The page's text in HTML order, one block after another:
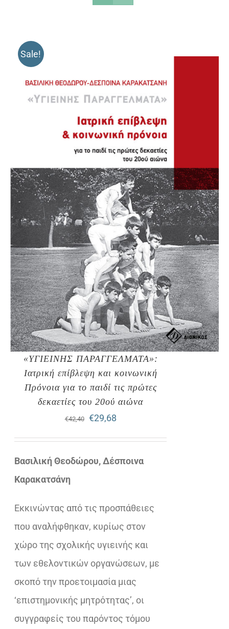
Sale!
«ΥΓΙΕΙΝΗΣ ΠΑΡΑΓΓΕΛΜΑΤΑ»:
Ιατρική επίβλεψη και κοινωνική
Πρόνοια για το παιδί τις πρώτες
δεκαετίες του 20ού αιώνα
€42,40
Original
price
€29,68Η
τρέχουσα
Βασιλική Θεοδώρου, Δέσποινα
Καρακατσάνη
Eκκινώντας από τις προσπάθειες
που αναλήφθηκαν, κυρίως στον
χώρο της σχολικής υγιεινής και
των εθελοντικών οργανώσεων, με
σκοπό την προετοιμασία μιας
‘επιστημονικής μητρότητας’, οι
συγγραφείς του παρόντος τόμου